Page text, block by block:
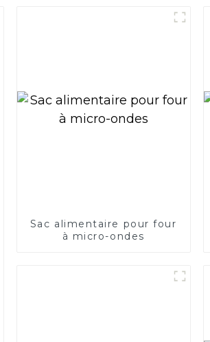
Sac alimentaire pour four
à micro-ondes